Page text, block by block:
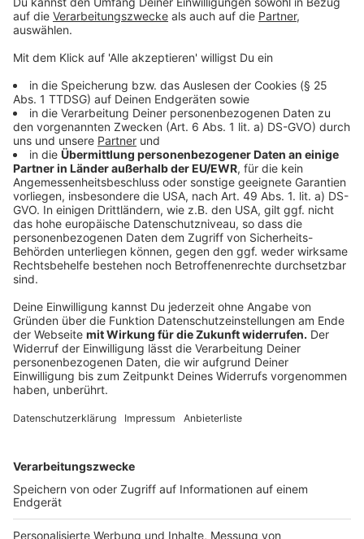
Plattenfirmenboss darauf reagieren würde."
Anzeige
Wir benötigen Ihre
Zustimmung, um den YouTube
Video-Service zu laden!
Wir verwenden einen Service eines
Drittanbieters, um Videoinhalte
Daten zu Ihren Aktivitäten
sammeln. Bitte lesen Sie die
Details durch und stimmen Sie der
Nutzung des Service zu, um dieses
Mehr Informationen
powered by Usercentrics Consent
Anzeige